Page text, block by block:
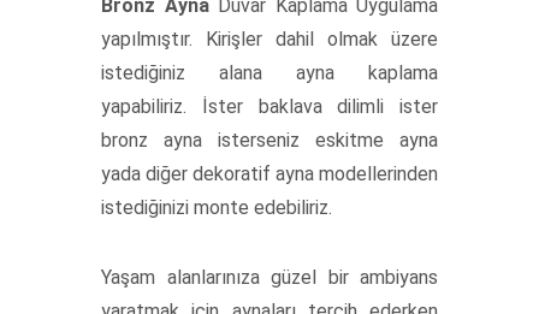
Bronz AynaDuvar Kaplama Uygulama
yapılmıştır. Kirişler dahil olmak üzere
istediğiniz alana ayna kaplama
yapabiliriz. İster baklava dilimli ister
bronz ayna isterseniz eskitme ayna
yada diğer dekoratif ayna modellerinden
istediğinizi monte edebiliriz.
Yaşam alanlarınıza güzel bir ambiyans